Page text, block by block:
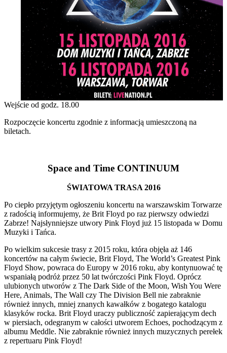
Wejście od godz. 18.00
Rozpoczęcie koncertu zgodnie z informacją umieszczoną na
biletach.
Space and Time CONTINUUM
ŚWIATOWA TRASA 2016
Po ciepło przyjętym ogłoszeniu koncertu na warszawskim Torwarze
z radością informujemy, że Brit Floyd po raz pierwszy odwiedzi
Zabrze! Najsłynniejsze utwory Pink Floyd już 15 listopada w Domu
Muzyki i Tańca.
Po wielkim sukcesie trasy z 2015 roku, która objęła aż 146
koncertów na całym świecie, Brit Floyd, The World’s Greatest Pink
Floyd Show, powraca do Europy w 2016 roku, aby kontynuować tę
wspaniałą podróż przez 50 lat twórczości Pink Floyd. Oprócz
ulubionych utworów z The Dark Side of the Moon, Wish You Were
Here, Animals, The Wall czy The Division Bell nie zabraknie
również innych, mniej znanych kawałków z bogatego katalogu
klasyków rocka. Brit Floyd uraczy publiczność zapierającym dech
w piersiach, odegranym w całości utworem Echoes, pochodzącym z
albumu Meddle. Nie zabraknie również innych muzycznych perełek
z repertuaru Pink Floyd!